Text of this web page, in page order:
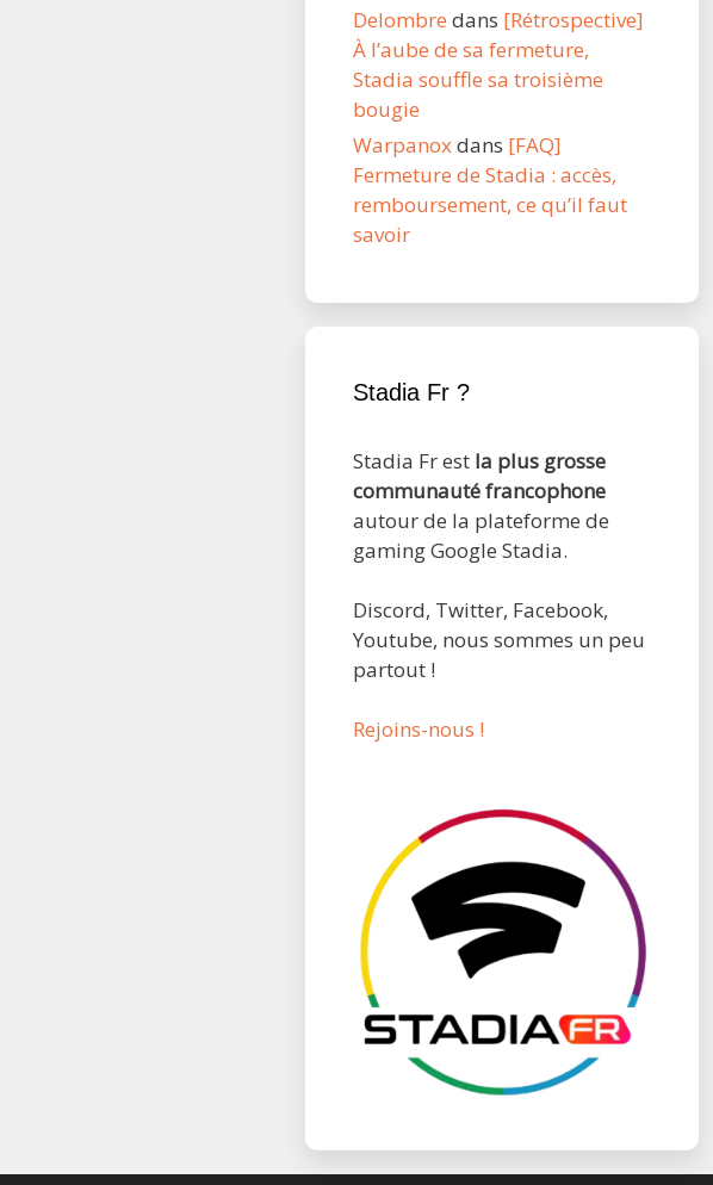
Delombre dans [Rétrospective]
À l’aube de sa fermeture,
Stadia souffle sa troisième
bougie
Warpanoxdans [FAQ]
Fermeture de Stadia : accès,
remboursement, ce qu’il faut
savoir
Stadia Fr ?
Stadia Fr est la plus grosse
communauté francophone
autour de la plateforme de
gaming Google Stadia.
Discord, Twitter, Facebook,
Youtube, nous sommes un peu
partout !
Rejoins-nous !